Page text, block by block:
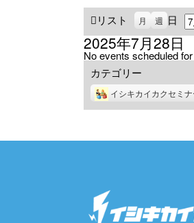
リスト
示
月 週 日 月
2025年7月28日
No events scheduled
カテゴリー
イシキカイカクセミナ